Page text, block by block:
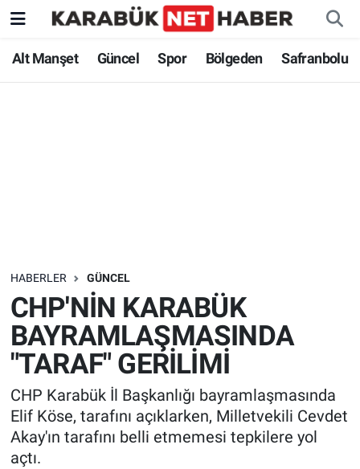
Alt Manşet Güncel Spor Bölgeden Safranbolu
HABERLER GÜNCEL
CHP'NİN KARABÜK
BAYRAMLAŞMASINDA
"TARAF" GERİLİMİ
CHP Karabük İl Başkanlığı bayramlaşmasında
Elif Köse, tarafını açıklarken, Milletvekili Cevdet
Akay'ın tarafını belli etmemesi tepkilere yol
açtı.